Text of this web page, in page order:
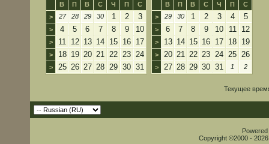
В П В С Ч П
С
>
27 28 29 30 1 2 3
> 4 5 6 7 8 9 10
> 11 12 13 14 15 16 17
> 18 19 20 21 22 23 24
> 25 26 27 28 29 30 31
В П В С Ч П
С
>
29 30 1 2 3 4 5
> 6 7 8 9 10 11 12
> 13 14 15 16 17 18 19
> 20 21 22 23 24 25 26
> 27 28 29 30 31 1 2
Текущее
Copyright ©2000 -